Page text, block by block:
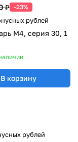
₽ -23%
рублей
М4, серия 30, 1
В корзину
рублей